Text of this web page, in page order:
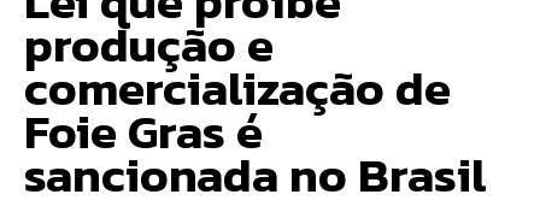
produção e
comercialização de
Foie Gras é
sancionada no Brasil